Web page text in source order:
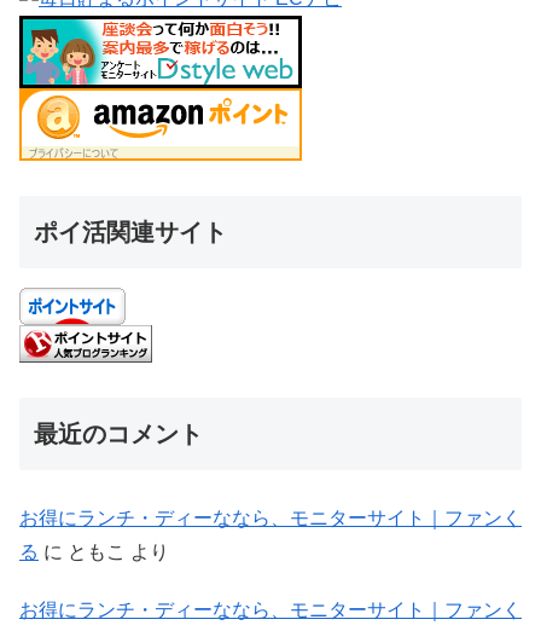
ポイ活関連サイト
最近のコメント
お得にランチ・ディーななら、モニターサイト｜ファンく
る に ともこ より
お得にランチ・ディーななら、モニターサイト｜ファンく